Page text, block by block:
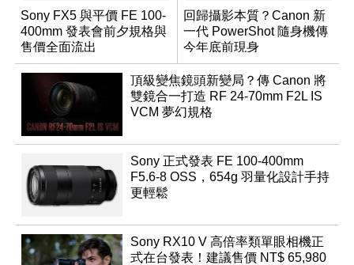
Sony FX5 與平價 FE 100-
400mm 發表會前夕規格與
售價全面流出
回歸攝影本質？Canon 新
一代 PowerShot 隨身機傳
今年底前現身
頂級變焦鏡頭新變局？傳 Canon 將
雙鏡合一打造 RF 24-70mm F2L IS
VCM 夢幻規格
Sony 正式發表 FE 100-400mm
F5.6-8 OSS，654g 羽量化設計手持
更輕鬆
Sony RX10 V 高倍率類單眼相機正
式在台發表！建議售價 NT$ 65,980